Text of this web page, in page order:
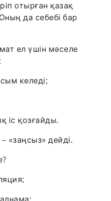
отырған қазақ
да себебі бар
ел үшін мәселе
келеді;
іс қозғайды.
«заңсыз» дейді.